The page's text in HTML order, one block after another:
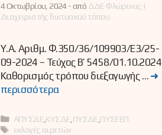
4 Οκτωβρίου, 2024 -από ΔΔΕ Φλώρινας |
Διαχειριστής δικτυακού τόπου
Y.A. Αριθμ. Φ.350/36/109903/E3/25-
09-2024 – Τεύχος B’ 5458/01.10.2024
Καθορισμός τρόπου διεξαγωγής … ➜
περισσότερα
Κατηγορίες
ΑΠΥΣΔΕ ΚΥΣΔΕ ΠΥΣΔΕ ΠΥΣΕΕΠ
Ετικέτες
εκλογές αιρετών